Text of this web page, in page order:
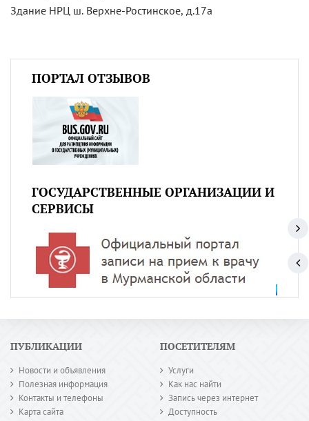
Здание НРЦ ш. Верхне-Ростинское, д.17а
ПОРТАЛ ОТЗЫВОВ
ГОСУДАРСТВЕННЫЕ ОРГАНИЗАЦИИ И
СЕРВИСЫ
ПУБЛИКАЦИИ
Новости и объявления
Полезная информация
Контакты и телефоны
Карта сайта
ПОСЕТИТЕЛЯМ
Услуги
Как нас найти
Запись через интернет
Доступность